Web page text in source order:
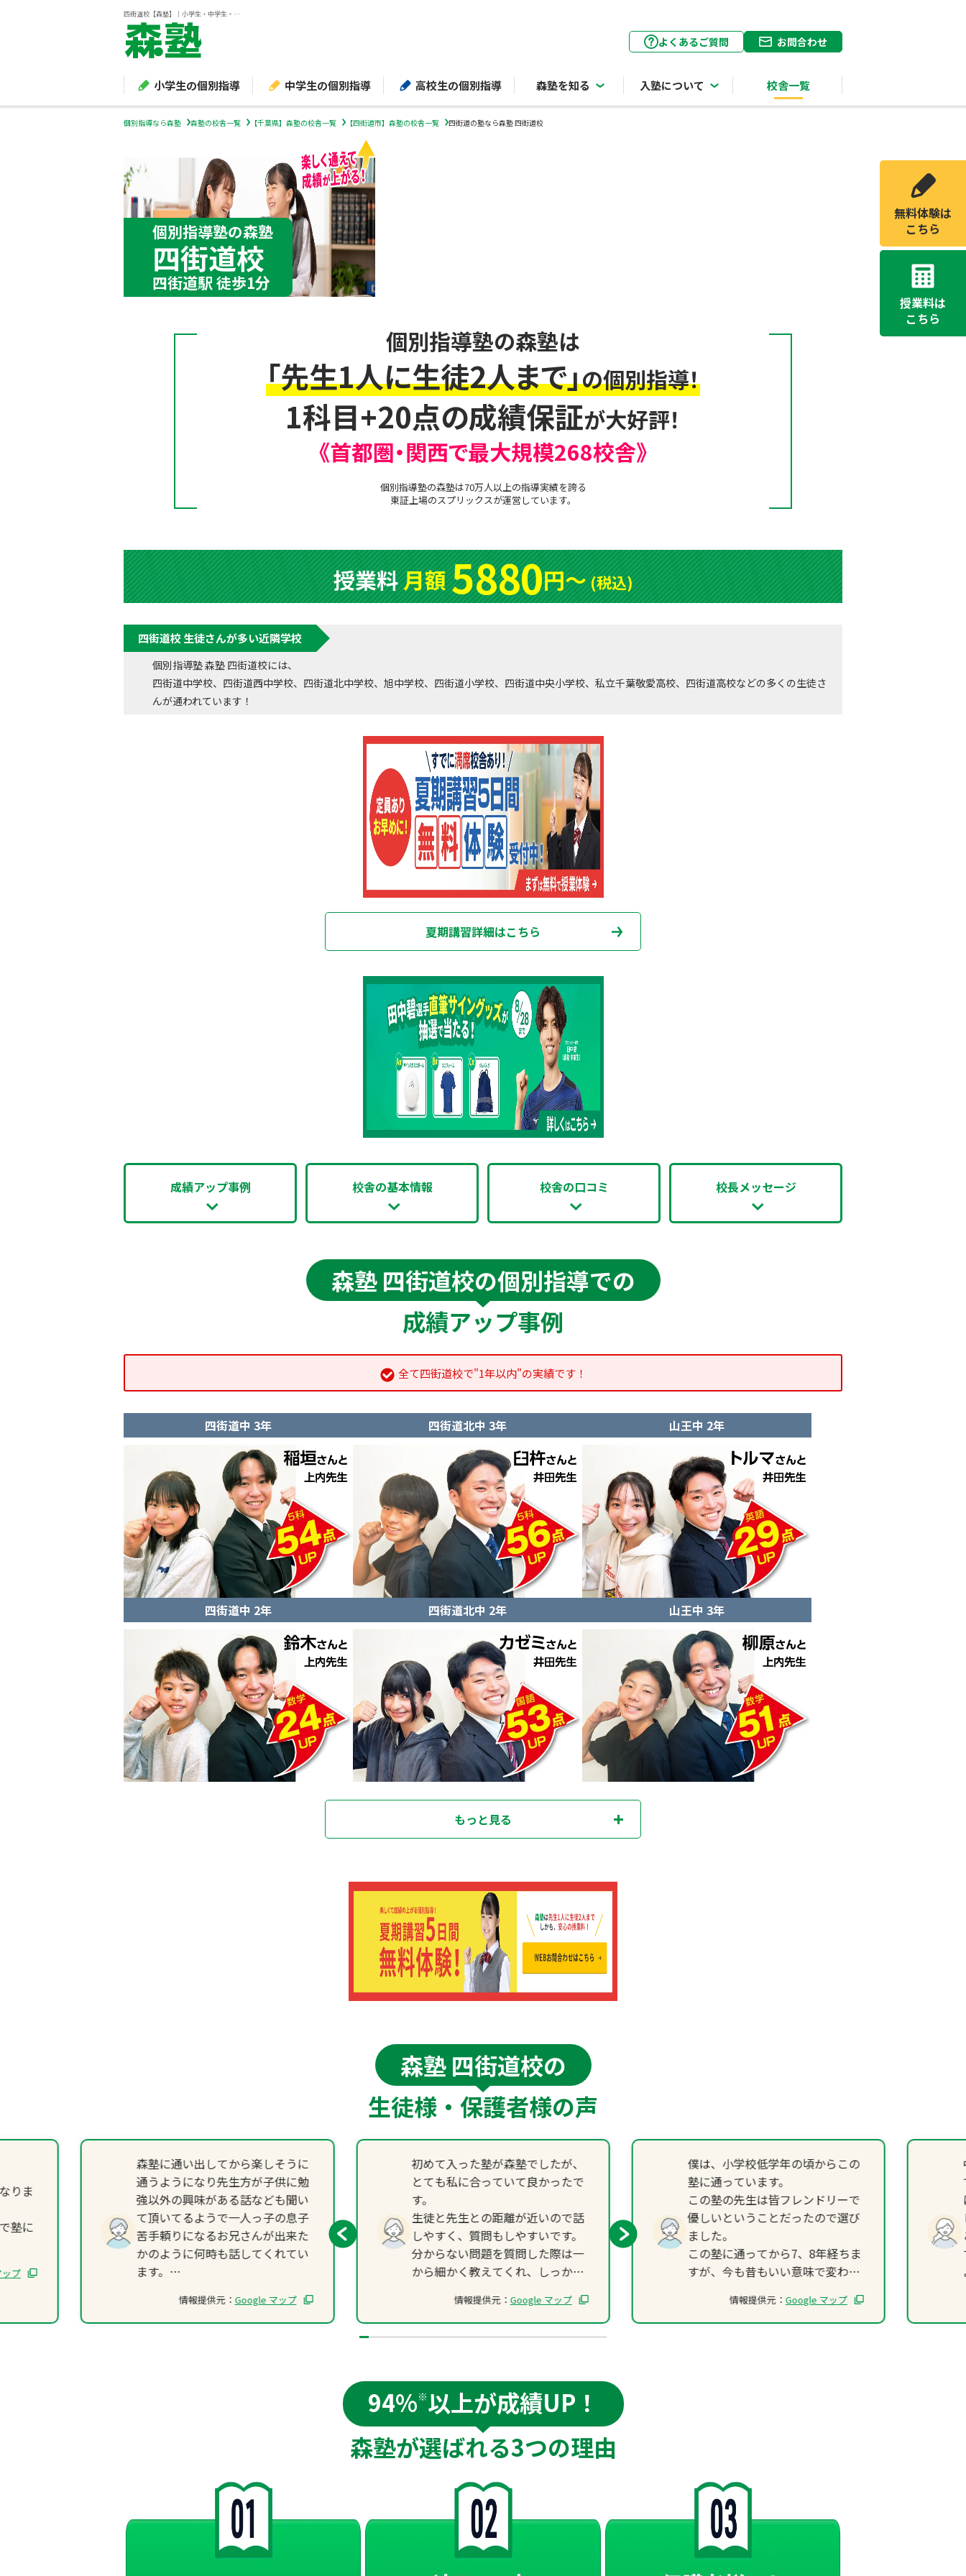
四街道校【森塾】｜小学生・中学生・高校生の個別指導塾・学習塾
小学生の個別指導 中学生の個別指導 高校生の個別指導 森塾を知る 入塾について 校舎一覧
よくあるご質問 お問合わせ
個別指導なら森塾 森塾の校舎一覧 【千葉県】森塾の校舎一覧 【四街道市】森塾の校舎一覧 四街道の塾なら森塾 四街道校
個別指導塾の森塾
四街道校
四街道駅 徒歩1分
個別指導塾の森塾は
「先生1人に生徒2人まで」の個別指導！
1科目+20点の成績保証が大好評！
《首都圏・関西で最大規模268校舎》
個別指導塾の森塾は70万人以上の指導実績を誇る
東証上場のスプリックスが運営しています。
授業料月額5880円〜(税込)
四街道校 生徒さんが多い近隣学校
個別指導塾 森塾 四街道校には、
四街道中学校、四街道西中学校、四街道北中学校、旭中学校、四街道小学校、四街道中央小学校、私立千葉敬愛高校、四街道高校などの多くの生徒さ
んが通われています！
夏期講習詳細はこちら
成績アップ事例 校舎の基本情報 校舎の口コミ 校長メッセージ
森塾 四街道校の個別指導での
成績アップ事例
全て四街道校で"1年以内"の実績です！
四街道中 3年 四街道北中 3年 山王中 2年
四街道中 2年 四街道北中 2年 山王中 3年
もっと見る
森塾 四街道校の
生徒様・保護者様の声
りま
塾に
プ
森塾に通い出してから楽しそうに
通うようになり先生方が子供に勉
強以外の興味がある話なども聞い
て頂いてるようで一人っ子の息子
苦手頼りになるお兄さんが出来た
かのように何時も話してくれてい
ます。
点数は凄くとはいかないですが平
均点には達したと思います。
情報提供元： Google マップ
初めて入った塾が森塾でしたが、
とても私に合っていて良かったで
す。
生徒と先生との距離が近いので話
しやすく、質問もしやすいです。
分からない問題を質問した際は一
から細かく教えてくれ、しっかり
がら分かりやすく教えてくれるの
で不安はありませんでした。先生
が明るく話しかけてくれるので授
過ごせました。
私は英語と数学を主に取っていま
したがどちらも点数が上がり、常
に自分が納得する点数を取ること
を継続することが出来ました。
情報提供元： Google マップ
僕は、小学校低学年の頃からこの
塾に通っています。
この塾の先生は皆フレンドリーで
優しいということだったので選び
ました。
この塾に通ってから7、8年経ちま
すが、今も昔もいい意味で変わら
れ、とても楽しく学ぶことができ
る塾です。楽しく学べるというの
れます。
授業中は勉強ばかりではなく、合
間を縫って雑談を挟んでくれるの
で、長く集中できない人や楽しく
勉強がしたい人にはもってこいだ
情報提供元： Google マップ
94%※以上が成績UP！
森塾が選ばれる3つの理由
無料体験は
こちら
授業料は
こちら